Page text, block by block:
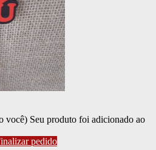
você) Seu produto foi adicionado ao
pedido